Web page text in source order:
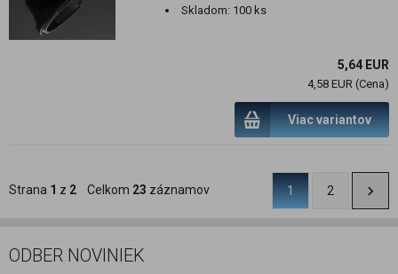
Skladom: 100 ks
5,64 EUR
4,58 EUR (Cena)
Viac variantov
Strana 1 z 2 Celkom 23 záznamov 1 2
ODBER NOVINIEK